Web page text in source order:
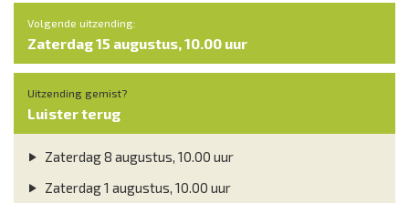
Volgende uitzending:
Zaterdag 15 augustus, 10.00 uur
Uitzending gemist?
Luister terug
Zaterdag 8 augustus, 10.00 uur
Zaterdag 1 augustus, 10.00 uur